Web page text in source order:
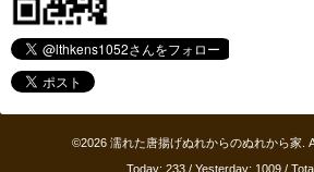
©2026 濡れた唐揚げぬれからのぬれから家 .
Today: 233 / Yesterday: 1009 /